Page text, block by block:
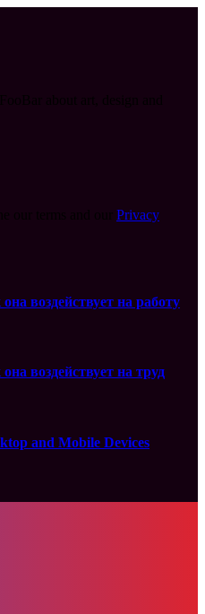
Privacy
воздействует на работу
воздействует на труд
and Mobile Devices